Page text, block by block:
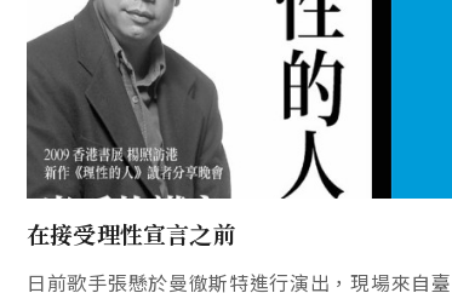
在接受理性宣言之前
日前歌手張懸於曼徹斯特進行演出，現場來自臺